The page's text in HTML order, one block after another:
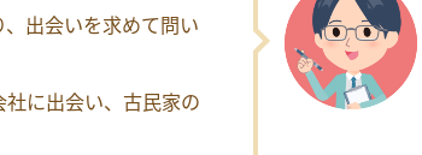
出会いを求めて問い
に出会い、古民家の